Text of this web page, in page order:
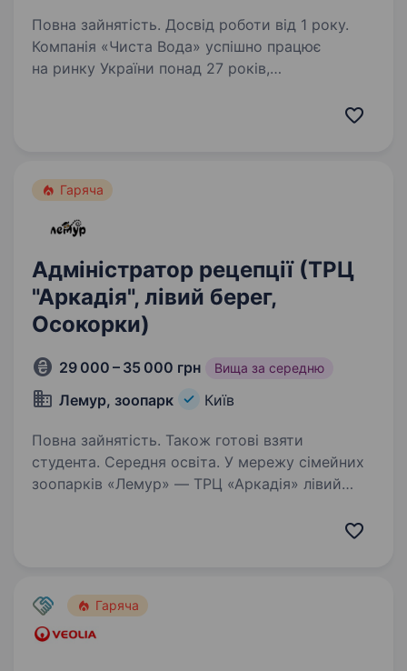
Повна зайнятість. Досвід роботи від 1 року.
Компанія «Чиста Вода» успішно працює
на ринку України понад 27 років,
для…
Гаряча
Адміністратор рецепції (ТРЦ
"Аркадія", лівий берег,
Осокорки)
29 000 – 35 000 грн Вища за середню
Лемур, зоопарк Київ
Повна зайнятість. Також готові взяти
студента. Середня освіта. У мережу сімейних
зоопарків «Лемур» — ТРЦ «Аркадія» лівий
На постійну роботу потрібен адміністратор
Гаряча